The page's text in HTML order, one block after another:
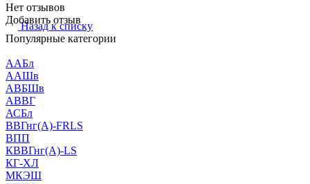
Нет отзывов
Добавить отзыв
Назад к списку
Популярные категории
ААБл
ААШв
АВБШв
АВВГ
АСБл
ВВГнг(А)-FRLS
ВПП
КВВГнг(А)-LS
КГ-ХЛ
МКЭШ